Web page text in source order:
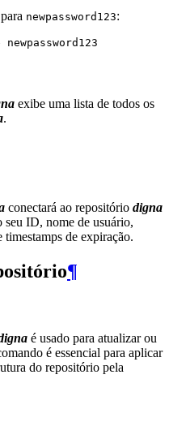
para newpassword123:
exibe uma lista de todos os
.
conectará ao repositório digna
seu ID, nome de usuário,
timestamps de expiração.
¶
é usado para atualizar ou
é essencial para aplicar
do repositório pela